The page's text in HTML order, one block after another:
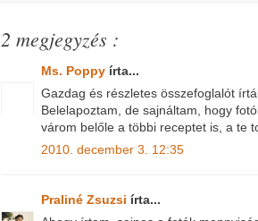
2 megjegyzés :
Ms. Poppy írta...
Gazdag és részletes összefoglalót
Belelapoztam, de sajnáltam, hogy
várom belőle a többi receptet is, a te
2010. december 3. 12:35
Praliné Zsuzsi írta...